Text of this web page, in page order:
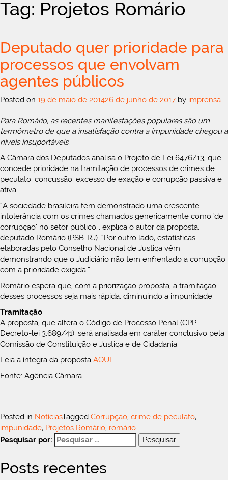
Tag: Projetos Romário
Deputado quer prioridade para
processos que envolvam
agentes públicos
Posted on 19 de maio de 201426 de junho de 2017 by imprensa
Para Romário, as recentes manifestações populares são um
termômetro de que a insatisfação contra a impunidade chegou a
níveis insuportáveis.
A Câmara dos Deputados analisa o Projeto de Lei 6476/13, que
concede prioridade na tramitação de processos de crimes de
peculato, concussão, excesso de exação e corrupção passiva e
ativa.
“A sociedade brasileira tem demonstrado uma crescente
intolerância com os crimes chamados genericamente como ‘de
corrupção’ no setor público”, explica o autor da proposta,
deputado Romário (PSB-RJ). “Por outro lado, estatísticas
elaboradas pelo Conselho Nacional de Justiça vêm
demonstrando que o Judiciário não tem enfrentado a corrupção
com a prioridade exigida.”
Romário espera que, com a priorização proposta, a tramitação
desses processos seja mais rápida, diminuindo a impunidade.
Tramitação
A proposta, que altera o Código de Processo Penal (CPP –
Decreto-lei 3.689/41), será analisada em caráter conclusivo pela
Comissão de Constituição e Justiça e de Cidadania.
Leia a íntegra da proposta AQUI.
Fonte: Agência Câmara
Posted in NotíciasTagged Corrupção, crime de peculato,
impunidade, Projetos Romário, romário
Pesquisar por:
Posts recentes